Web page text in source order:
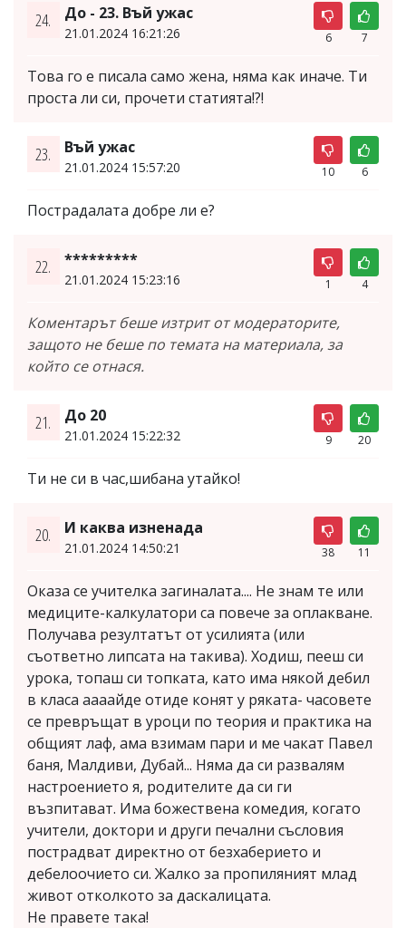
24. До - 23. Въй ужас
21.01.2024 16:21:26 6 7
Това го е писала само жена, няма как иначе. Ти
проста ли си, прочети статията!?!
23. Въй ужас
21.01.2024 15:57:20 10 6
Пострадалата добре ли е?
22. *********
21.01.2024 15:23:16 1 4
Коментарът беше изтрит от модераторите,
защото не беше по темата на материала, за
който се отнася.
21. До 20
21.01.2024 15:22:32 9 20
Ти не си в час,шибана утайко!
20. И каква изненада
21.01.2024 14:50:21 38 11
Оказа се учителка загиналата.... Не знам те или
медиците-калкулатори са повече за оплакване.
Получава резултатът от усилията (или
съответно липсата на такива). Ходиш, пееш си
урока, топаш си топката, като има някой дебил
в класа аааайде отиде конят у ряката- часовете
се превръщат в уроци по теория и практика на
общият лаф, ама взимам пари и ме чакат Павел
баня, Малдиви, Дубай... Няма да си развалям
настроението я, родителите да си ги
възпитават. Има божествена комедия, когато
учители, доктори и други печални съсловия
пострадват директно от безхаберието и
дебелоочието си. Жалко за пропиляният млад
живот отколкото за даскалицата.
Не правете така!